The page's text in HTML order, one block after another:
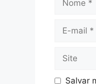
mail
Salvar